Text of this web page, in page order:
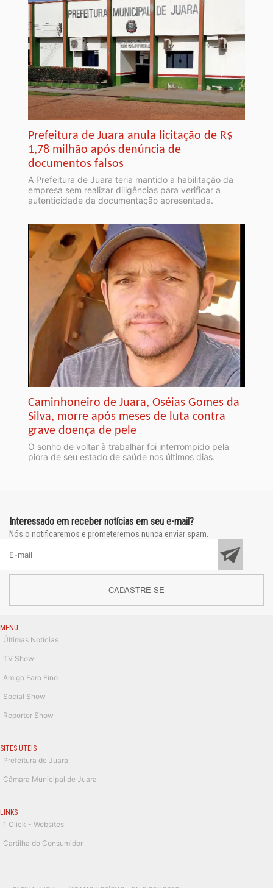
Prefeitura de Juara anula licitação de R$
1,78 milhão após denúncia de
documentos falsos
A Prefeitura de Juara teria mantido a habilitação da
empresa sem realizar diligências para verificar a
autenticidade da documentação apresentada.
Caminhoneiro de Juara, Oséias Gomes da
Silva, morre após meses de luta contra
grave doença de pele
O sonho de voltar à trabalhar foi interrompido pela
piora de seu estado de saúde nos últimos dias.
Interessado em receber notícias em seu e-mail?
Nós o notificaremos e prometeremos nunca enviar spam.
CADASTRE-SE
MENU
Últimas Notícias
TV Show
Amigo Faro Fino
Social Show
Reporter Show
SITES ÚTEIS
Prefeitura de Juara
Câmara Municipal de Juara
LINKS
1 Click - Websites
Cartilha do Consumidor